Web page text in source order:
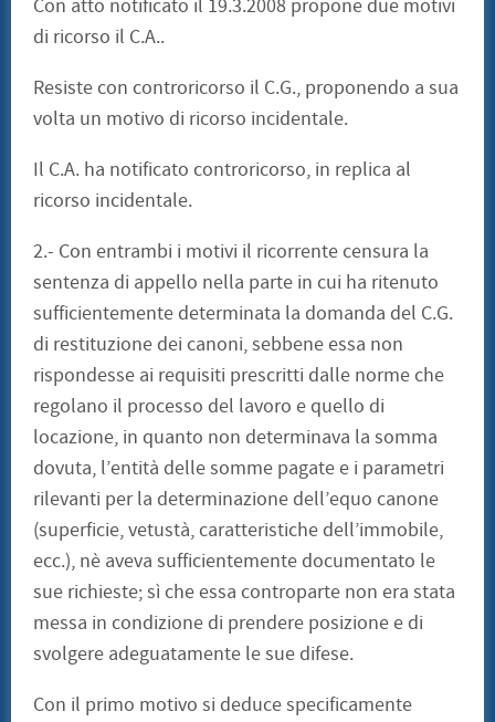
Con atto notificato il 19.3.2008 propone due motivi
di ricorso il C.A..
Resiste con controricorso il C.G., proponendo a sua
volta un motivo di ricorso incidentale.
Il C.A. ha notificato controricorso, in replica al
ricorso incidentale.
2.- Con entrambi i motivi il ricorrente censura la
sentenza di appello nella parte in cui ha ritenuto
sufficientemente determinata la domanda del C.G.
di restituzione dei canoni, sebbene essa non
rispondesse ai requisiti prescritti dalle norme che
regolano il processo del lavoro e quello di
locazione, in quanto non determinava la somma
dovuta, l’entità delle somme pagate e i parametri
rilevanti per la determinazione dell’equo canone
(superficie, vetustà, caratteristiche dell’immobile,
ecc.), nè aveva sufficientemente documentato le
sue richieste; sì che essa controparte non era stata
messa in condizione di prendere posizione e di
svolgere adeguatamente le sue difese.
Con il primo motivo si deduce specificamente